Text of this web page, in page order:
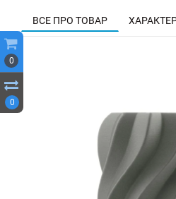
0
0
ВСЕ ПРО ТОВАР